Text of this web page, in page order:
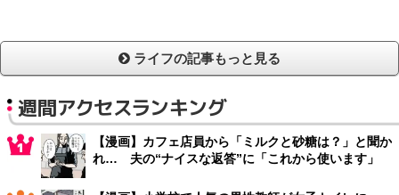
ライフの記事もっと見る
週間アクセスランキング
【漫画】カフェ店員から「ミルクと砂糖は？」と聞か
れ… 夫の“ナイスな返答”に「これから使います」